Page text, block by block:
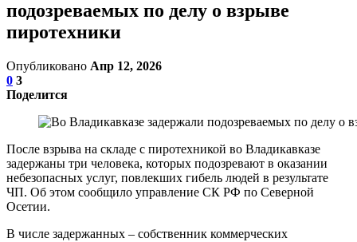
подозреваемых по делу о взрыве
пиротехники
Опубликовано Апр 12, 2026
0 3
Поделится
После взрыва на складе с пиротехникой во Владикавказе
задержаны три человека, которых подозревают в оказании
небезопасных услуг, повлекших гибель людей в результате
ЧП. Об этом сообщило управление СК РФ по Северной
Осетии.
В числе задержанных – собственник коммерческих